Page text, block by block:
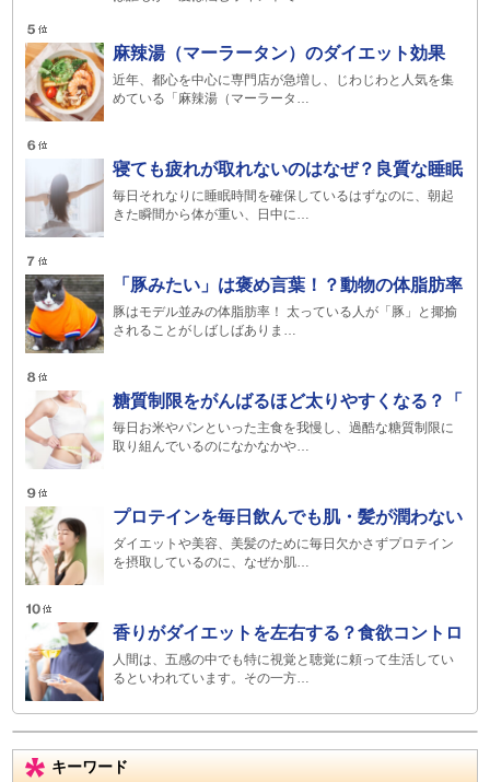
麻辣湯（マーラータン）のダイエット効果
近年、都心を中心に専門店が急増し、じわじわと人気を集
めている「麻辣湯（マーラータ…
寝ても疲れが取れないのはなぜ？良質な睡眠
毎日それなりに睡眠時間を確保しているはずなのに、朝起
きた瞬間から体が重い、日中に…
「豚みたい」は褒め言葉！？動物の体脂肪率
豚はモデル並みの体脂肪率！ 太っている人が「豚」と揶揄
されることがしばしばありま…
糖質制限をがんばるほど太りやすくなる？「
毎日お米やパンといった主食を我慢し、過酷な糖質制限に
取り組んでいるのになかなかや…
プロテインを毎日飲んでも肌・髪が潤わない
ダイエットや美容、美髪のために毎日欠かさずプロテイン
を摂取しているのに、なぜか肌…
香りがダイエットを左右する？食欲コントロ
人間は、五感の中でも特に視覚と聴覚に頼って生活してい
るといわれています。その一方…
キーワード